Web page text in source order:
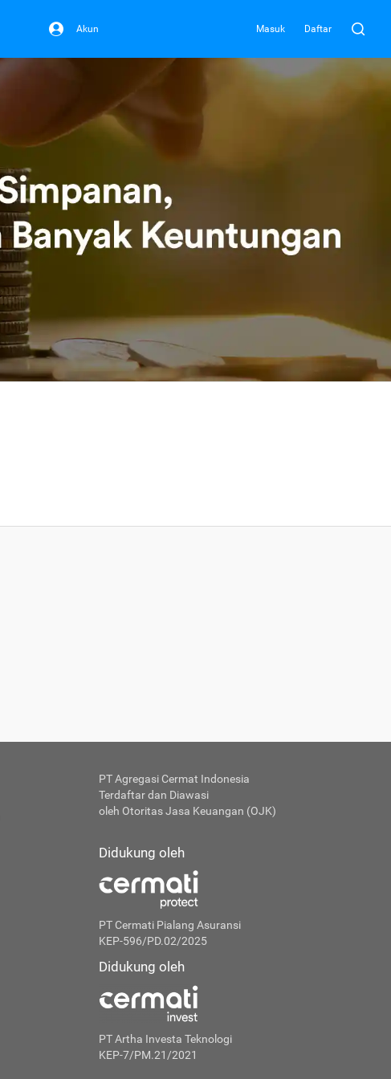
Akun Masuk Daftar
PT Agregasi Cermat Indonesia
Terdaftar dan Diawasi
oleh Otoritas Jasa Keuangan (OJK)
Didukung oleh
PT Cermati Pialang Asuransi
KEP-596/PD.02/2025
Didukung oleh
PT Artha Investa Teknologi
KEP-7/PM.21/2021